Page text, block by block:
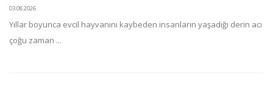
03.08.2026
Yıllar boyunca evcil hayvanını kaybeden insanların yaşadığı derin acı
çoğu zaman ...